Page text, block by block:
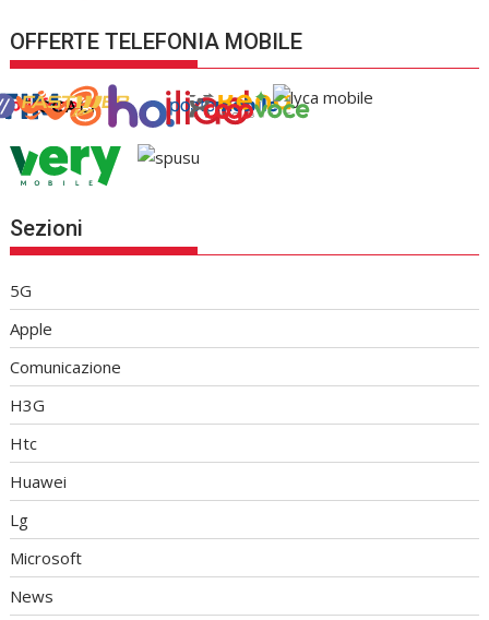
OFFERTE TELEFONIA MOBILE
Sezioni
5G
Apple
Comunicazione
H3G
Htc
Huawei
Lg
Microsoft
News